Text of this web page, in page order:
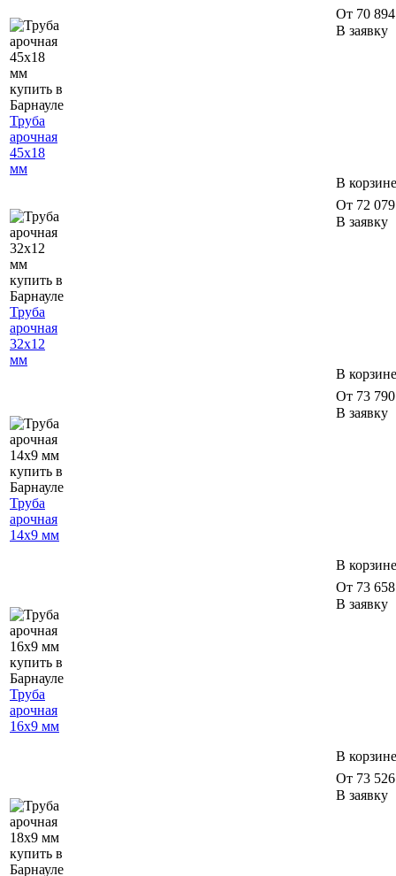
Труба
арочная
45х18
мм
От 70
В заявку
В корзине
Труба
арочная
32х12
мм
От 72
В заявку
В корзине
Труба
арочная
14х9 мм
От 73
В заявку
В корзине
Труба
арочная
16х9 мм
От 73
В заявку
В корзине
От 73
В заявку